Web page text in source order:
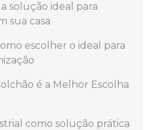
solução ideal para
sua casa
escolher o ideal para
é a Melhor Escolha
como solução prática